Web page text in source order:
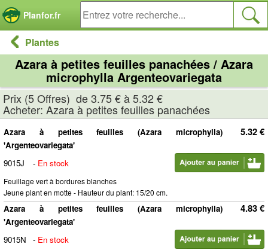
Planfor.fr
Plantes
Azara à petites feuilles panachées / Azara
microphylla Argenteovariegata
Prix (5 Offres) de 3.75 € à 5.32 €
Acheter: Azara à petites feuilles panachées
5.32 €
Azara à petites feuilles (Azara microphylla)
'Argenteovariegata'
9015J
- En stock
Feuillage vert à bordures blanches
Jeune plant en motte - Hauteur du plant: 15/20 cm.
4.83 €
Azara à petites feuilles (Azara microphylla)
'Argenteovariegata'
9015N
- En stock
Panneau de gestion des cookies